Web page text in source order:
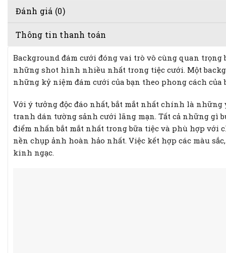
Đánh giá (0)
Thông tin thanh toán
Background đám cưới đóng vai trò vô cùng quan
những shot hình nhiều nhất trong tiệc cưới. Một
những kỷ niệm đám cưới của bạn theo phong cách của
Với ý tưởng độc đáo nhất, bắt mắt nhất chính là
tranh dán tường sảnh cưới lãng mạn. Tất cả những gì
điểm nhấn bắt mắt nhất trong bữa tiệc và phù hợp với
nền chụp ảnh hoàn hảo nhất. Việc kết hợp các màu
kinh ngạc.